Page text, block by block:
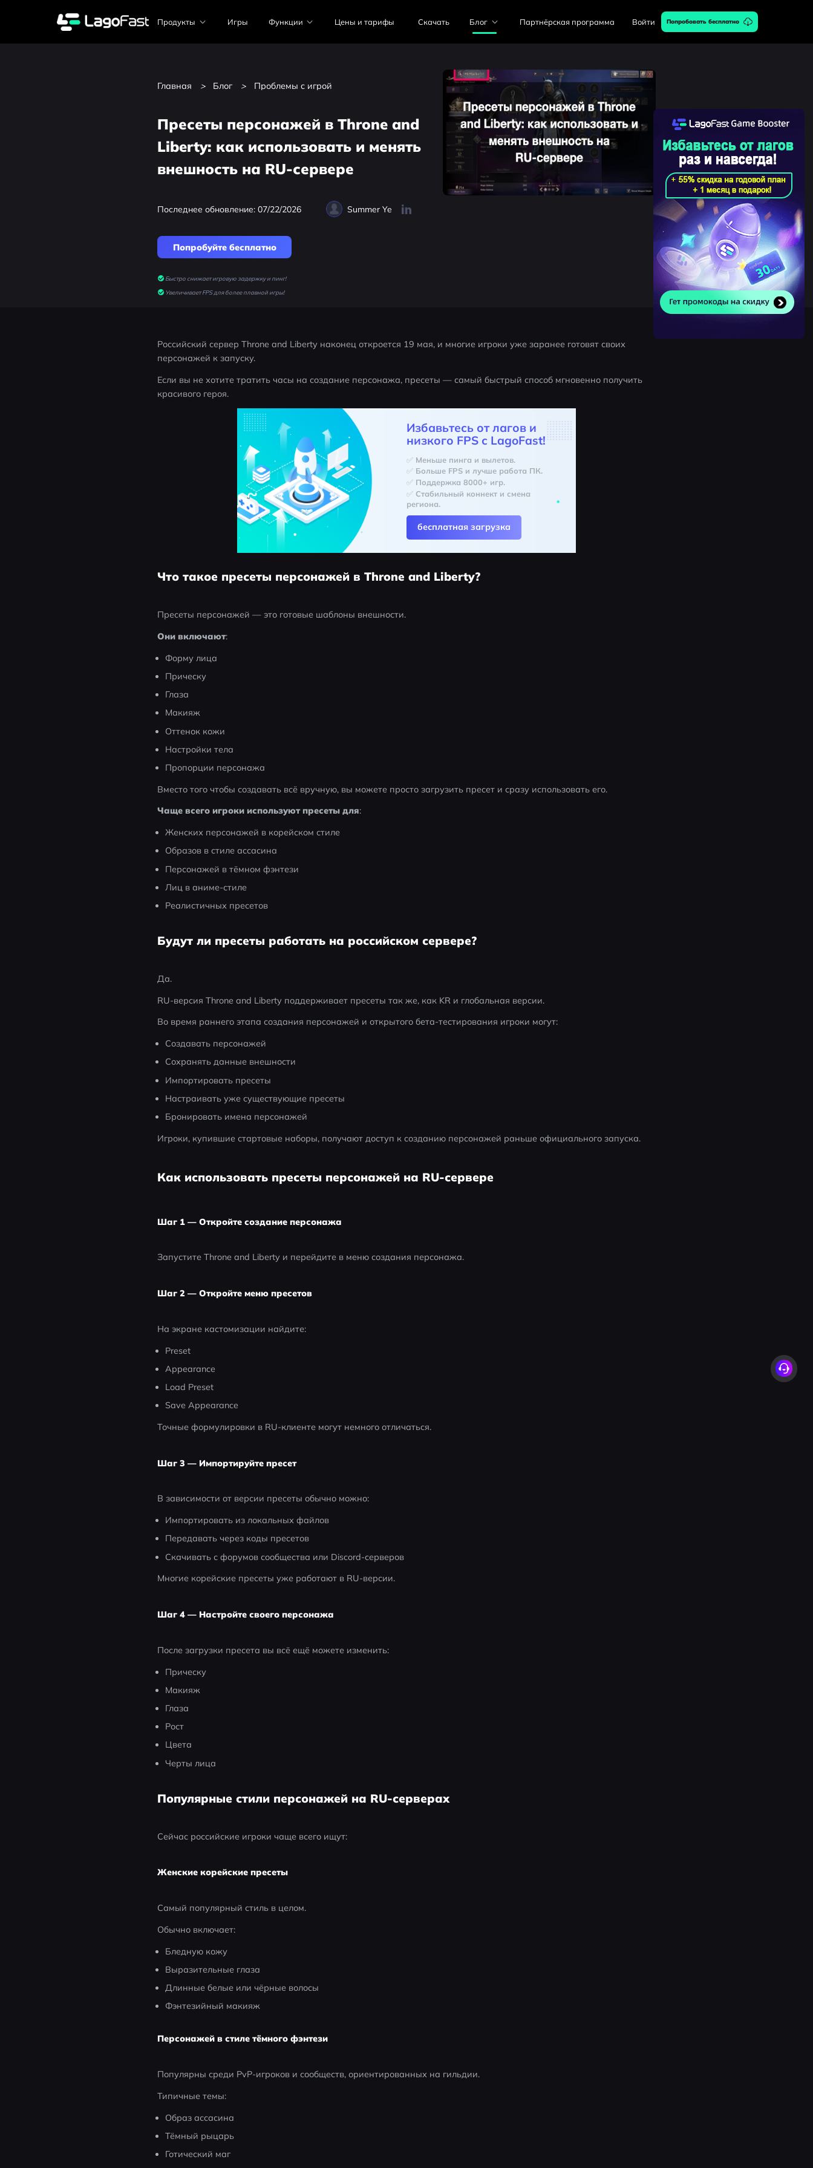
Продукты Игры Функции Цены и тарифы Скачать Блог Партнёрская программа Войти Попробовать бесплатно
Главная > Блог > Проблемы с игрой
Пресеты персонажей в Throne and
Liberty: как использовать и менять
внешность на RU-сервере
Последнее обновление: 07/22/2026 Summer Ye
Попробуйте бесплатно
Быстро снижает игровую задержку и пинг!
Увеличивает FPS для более плавной игры!
Российский сервер Throne and Liberty наконец откроется 19 мая, и многие игроки уже заранее готовят своих
персонажей к запуску.
Если вы не хотите тратить часы на создание персонажа, пресеты — самый быстрый способ мгновенно получить
красивого героя.
Избавьтесь от лагов и
низкого FPS с LagoFast!
✅ Меньше пинга и вылетов.
✅ Больше FPS и лучше работа ПК.
✅ Поддержка 8000+ игр.
✅ Стабильный коннект и смена
региона.
бесплатная загрузка
Что такое пресеты персонажей в Throne and Liberty?
Пресеты персонажей — это готовые шаблоны внешности.
Они включают:
Форму лица
Прическу
Глаза
Макияж
Оттенок кожи
Настройки тела
Пропорции персонажа
Вместо того чтобы создавать всё вручную, вы можете просто загрузить пресет и сразу использовать его.
Чаще всего игроки используют пресеты для:
Женских персонажей в корейском стиле
Образов в стиле ассасина
Персонажей в тёмном фэнтези
Лиц в аниме-стиле
Реалистичных пресетов
Будут ли пресеты работать на российском сервере?
Да.
RU-версия Throne and Liberty поддерживает пресеты так же, как KR и глобальная версии.
Во время раннего этапа создания персонажей и открытого бета-тестирования игроки могут:
Создавать персонажей
Сохранять данные внешности
Импортировать пресеты
Настраивать уже существующие пресеты
Бронировать имена персонажей
Игроки, купившие стартовые наборы, получают доступ к созданию персонажей раньше официального запуска.
Как использовать пресеты персонажей на RU-сервере
Шаг 1 — Откройте создание персонажа
Запустите Throne and Liberty и перейдите в меню создания персонажа.
Шаг 2 — Откройте меню пресетов
На экране кастомизации найдите:
Preset
Appearance
Load Preset
Save Appearance
Точные формулировки в RU-клиенте могут немного отличаться.
Шаг 3 — Импортируйте пресет
В зависимости от версии пресеты обычно можно:
Импортировать из локальных файлов
Передавать через коды пресетов
Скачивать с форумов сообщества или Discord-серверов
Многие корейские пресеты уже работают в RU-версии.
Шаг 4 — Настройте своего персонажа
После загрузки пресета вы всё ещё можете изменить:
Прическу
Макияж
Глаза
Рост
Цвета
Черты лица
Популярные стили персонажей на RU-серверах
Сейчас российские игроки чаще всего ищут:
Женские корейские пресеты
Самый популярный стиль в целом.
Обычно включает:
Бледную кожу
Выразительные глаза
Длинные белые или чёрные волосы
Фэнтезийный макияж
Персонажей в стиле тёмного фэнтези
Популярны среди PvP-игроков и сообществ, ориентированных на гильдии.
Типичные темы:
Образ ассасина
Тёмный рыцарь
Готический маг